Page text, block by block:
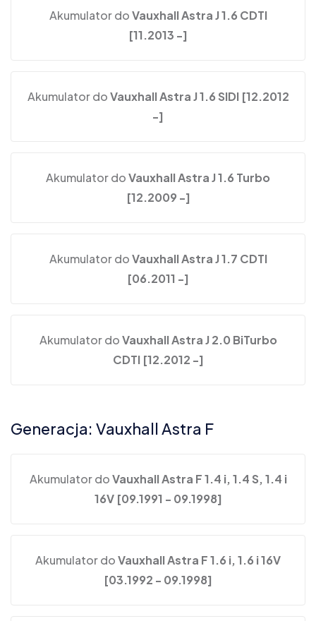
Akumulator doVauxhall Astra J 1.6 CDTI
[11.2013 -]
Akumulator doVauxhall Astra J 1.6 SIDI [12.2012
-]
Akumulator doVauxhall Astra J 1.6 Turbo
[12.2009 -]
Akumulator doVauxhall Astra J 1.7 CDTI
[06.2011 -]
Akumulator doVauxhall Astra J 2.0 BiTurbo
CDTI [12.2012 -]
Generacja: Vauxhall Astra F
Akumulator doVauxhall Astra F 1.4 i, 1.4 S, 1.4 i
16V [09.1991 - 09.1998]
Akumulator doVauxhall Astra F 1.6 i, 1.6 i 16V
[03.1992 - 09.1998]